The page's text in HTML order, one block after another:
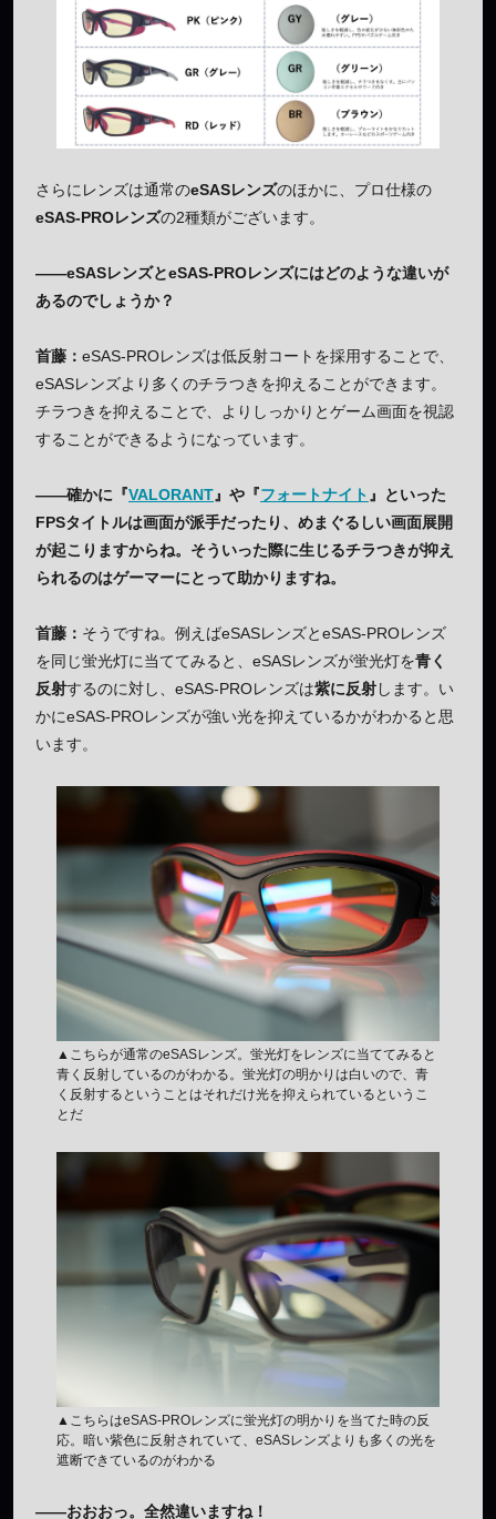
さらにレンズは通常のeSASレンズのほかに、プロ仕様の
eSAS-PROレンズの2種類がございます。
——eSASレンズとeSAS-PROレンズにはどのような違いが
あるのでしょうか？
首藤： eSAS-PROレンズは低反射コートを採用することで、
eSASレンズより多くのチラつきを抑えることができます。
チラつきを抑えることで、よりしっかりとゲーム画面を視認
することができるようになっています。
——確かに『VALORANT』や『フォートナイト 』といった
FPSタイトルは画面が派手だったり、めまぐるしい画面展開
が起こりますからね。そういった際に生じるチラつきが抑え
られるのはゲーマーにとって助かりますね。
首藤： そうですね。例えばeSASレンズとeSAS-PROレンズ
を同じ蛍光灯に当ててみると、eSASレンズが蛍光灯を青く
反射するのに対し、eSAS-PROレンズは紫に反射します。い
かにeSAS-PROレンズが強い光を抑えているかがわかると思
います。
▲こちらが通常のeSASレンズ。蛍光灯をレンズに当ててみると
青く反射しているのがわかる。蛍光灯の明かりは白いので、青
く反射するということはそれだけ光を抑えられているというこ
とだ
▲こちらはeSAS-PROレンズに蛍光灯の明かりを当てた時の反
応。暗い紫色に反射されていて、eSASレンズよりも多くの光を
遮断できているのがわかる
——おおおっ。全然違いますね！